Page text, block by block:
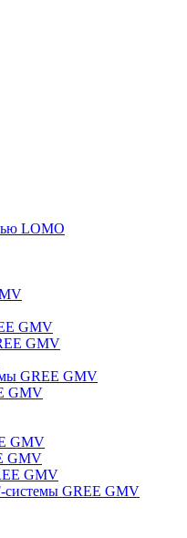
LOMO
GMV
GMV
GREE GMV
GMV
GMV
GMV
GMV
системы GREE GMV